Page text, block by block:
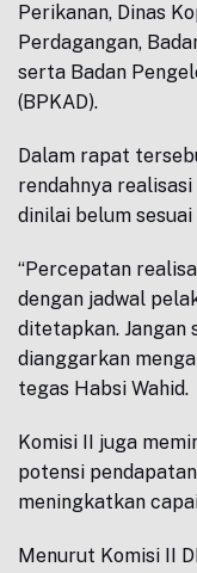
Perikanan, Dinas
Perdagangan,
serta Badan
(BPKAD).
Dalam rapat
rendahnya
dinilai belum
“Percepatan
dengan jadwal
ditetapkan. Jangan
dianggarkan
tegas Habsi Wahid.
Komisi II juga
potensi
meningkatkan
Menurut Komisi II